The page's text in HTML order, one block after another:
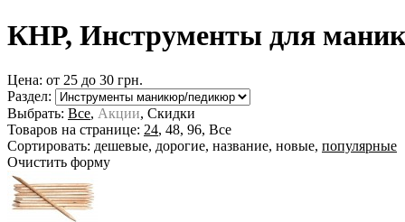
КНР, Инструменты для
Цена: от 25 до 30 грн.
Раздел:
Выбрать: Все, Акции, Скидки
Товаров на странице: 24, 48, 96, Все
Сортировать: дешевые, дорогие, название, новые, популярные
Очистить форму